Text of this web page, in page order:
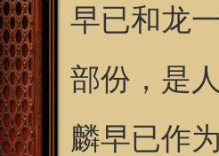
早已和龙
部份，是
麟早已作